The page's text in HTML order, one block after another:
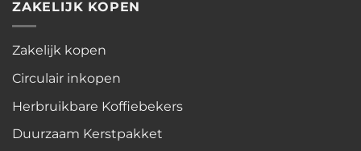
ZAKELIJK KOPEN
Zakelijk kopen
Circulair inkopen
Herbruikbare Koffiebekers
Duurzaam Kerstpakket